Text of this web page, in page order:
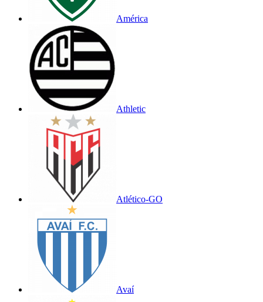
América
Athletic
Atlético-GO
Avaí